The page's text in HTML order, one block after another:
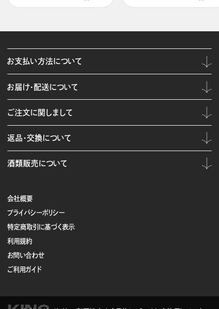
会社概要
プライバシーポリシー
特定商取引に基づく表示
利用規約
お問い合わせ
ご利用ガイド
お支払い方法について
お届け・配送について
ご注文に関しまして
返品・交換について
酒類販売について